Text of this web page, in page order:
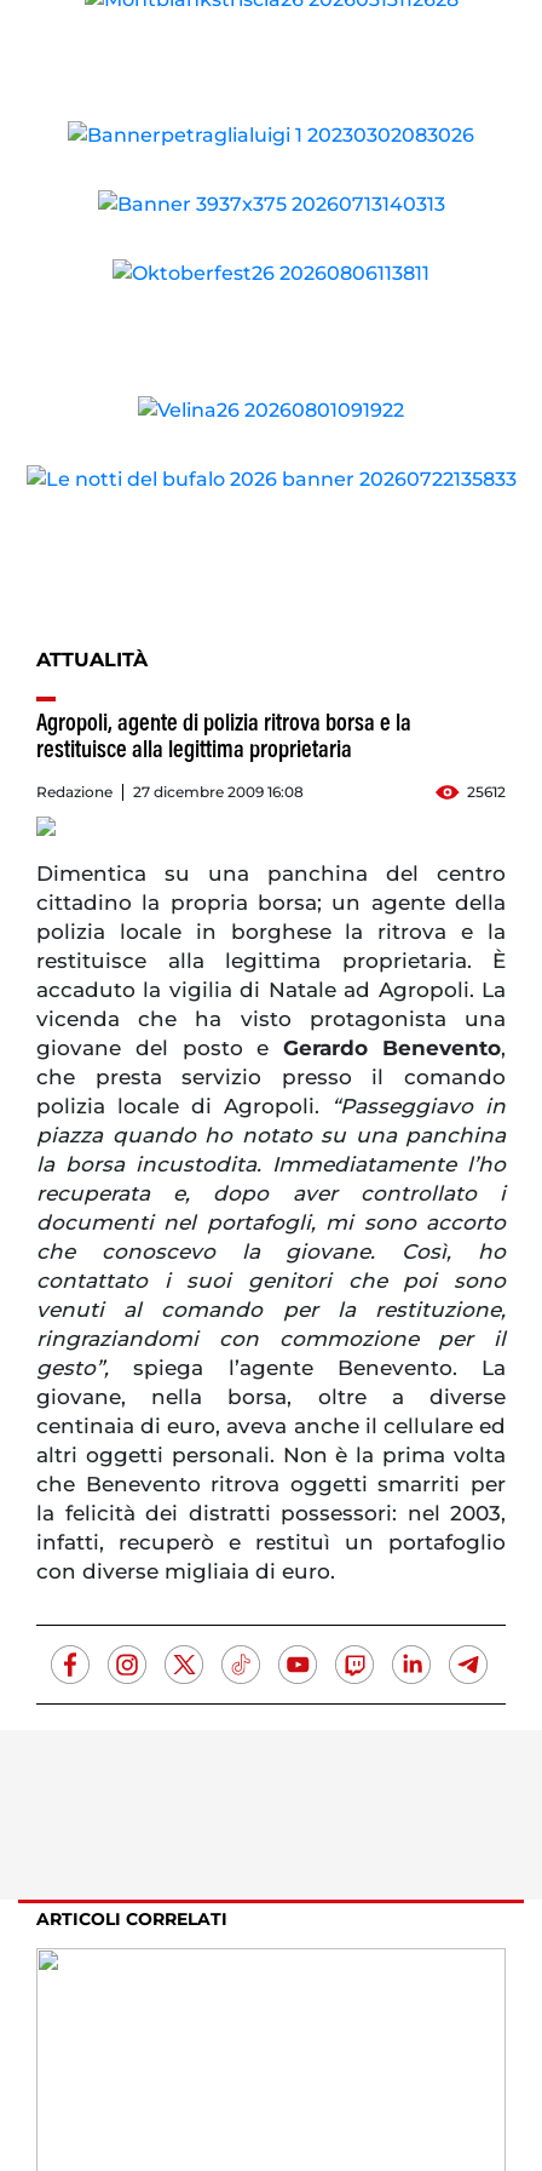
ATTUALITÀ
Agropoli, agente di polizia ritrova borsa e la
restituisce alla legittima proprietaria
Redazione 27 dicembre 2009 16:08 25612
Dimentica su una panchina del centro
cittadino la propria borsa; un agente della
polizia locale in borghese la ritrova e la
restituisce alla legittima proprietaria. È
accaduto la vigilia di Natale ad Agropoli. La
vicenda che ha visto protagonista una
giovane del posto eGerardo Benevento,
che presta servizio presso il comando
polizia locale di Agropoli.
“Passeggiavo in
piazza quando ho notato su una panchina
la borsa incustodita. Immediatamente l’ho
recuperata e, dopo aver controllato i
documenti nel portafogli, mi sono accorto
che conoscevo la giovane. Così, ho
contattato i suoi genitori che poi sono
venuti al comando per la restituzione,
ringraziandomi con commozione per il
gesto”, spiega l’agente Benevento. La
giovane, nella borsa, oltre a diverse
centinaia di euro, aveva anche il cellulare ed
altri oggetti personali. Non è la prima volta
che Benevento ritrova oggetti smarriti per
la felicità dei distratti possessori: nel 2003,
infatti, recuperò e restituì un portafoglio
con diverse migliaia di euro.
ARTICOLI CORRELATI